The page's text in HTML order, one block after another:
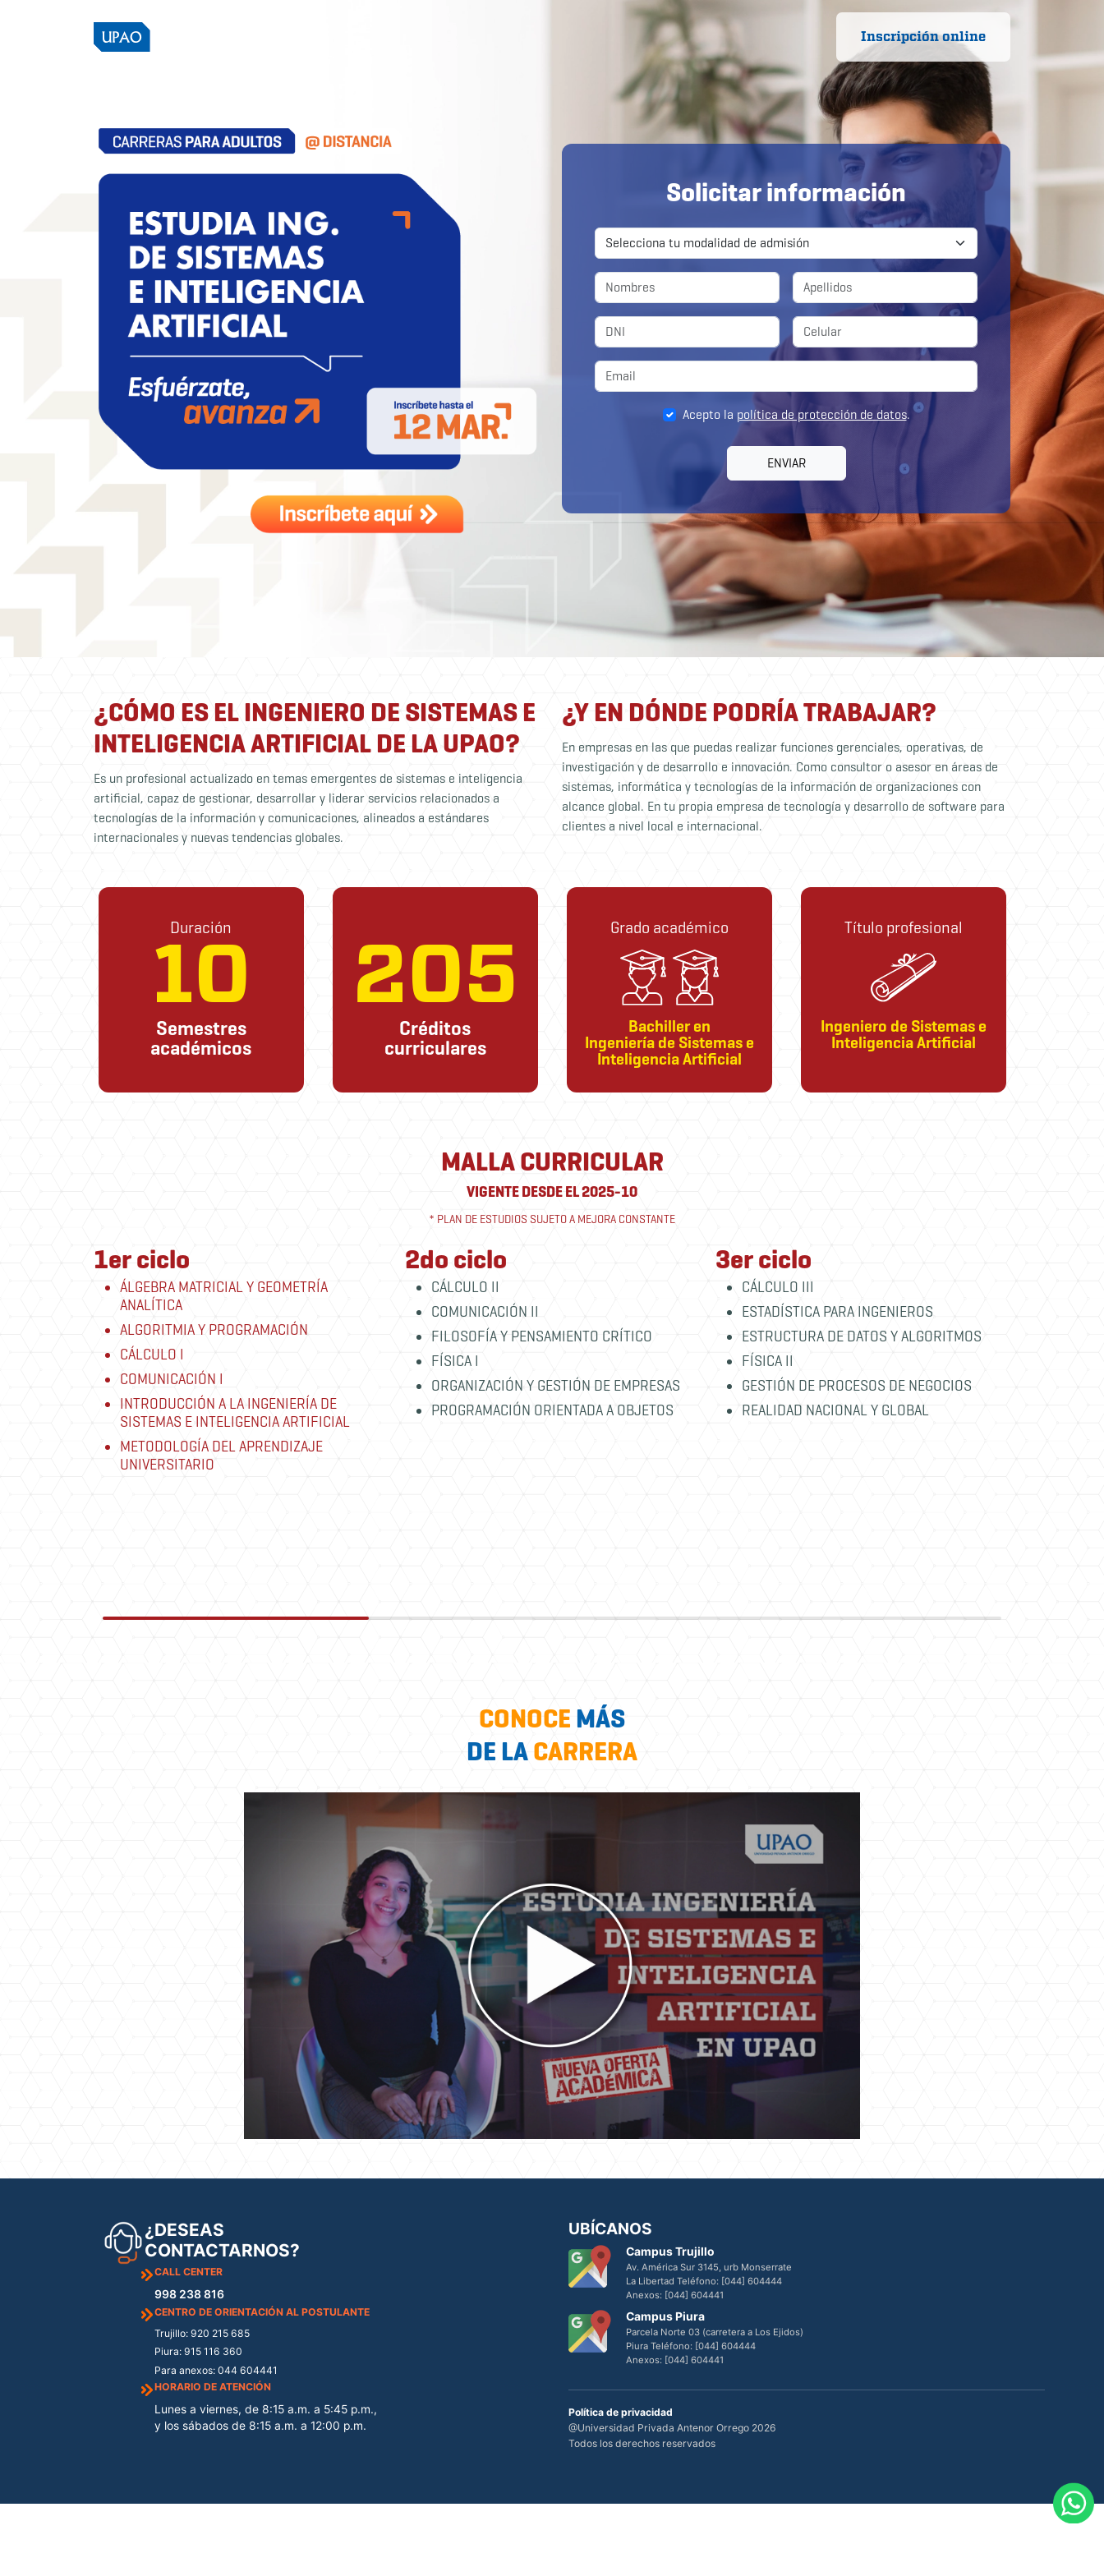
Inscripción online
Solicitar información
Acepto la política de protección de datos.
ENVIAR
¿CÓMO ES EL INGENIERO DE SISTEMAS E
INTELIGENCIA ARTIFICIAL DE LA UPAO?
Es un profesional actualizado en temas emergentes de sistemas e inteligencia
artificial, capaz de gestionar, desarrollar y liderar servicios relacionados a
tecnologías de la información y comunicaciones, alineados a estándares
internacionales y nuevas tendencias globales.
¿Y EN DÓNDE PODRÍA TRABAJAR?
En empresas en las que puedas realizar funciones gerenciales, operativas, de
investigación y de desarrollo e innovación. Como consultor o asesor en áreas de
sistemas, informática y tecnologías de la información de organizaciones con
alcance global. En tu propia empresa de tecnología y desarrollo de software para
clientes a nivel local e internacional.
Duración
10
Semestres
académicos
205
Créditos
curriculares
Grado académico
Bachiller en
Ingeniería de Sistemas e
Inteligencia Artificial
Título profesional
Ingeniero de Sistemas e
Inteligencia Artificial
MALLA CURRICULAR
VIGENTE DESDE EL 2025-10
* PLAN DE ESTUDIOS SUJETO A MEJORA CONSTANTE
1er ciclo
ÁLGEBRA MATRICIAL Y GEOMETRÍA
ANALÍTICA
ALGORITMIA Y PROGRAMACIÓN
CÁLCULO I
COMUNICACIÓN I
INTRODUCCIÓN A LA INGENIERÍA DE
SISTEMAS E INTELIGENCIA ARTIFICIAL
METODOLOGÍA DEL APRENDIZAJE
UNIVERSITARIO
2do ciclo
CÁLCULO II
COMUNICACIÓN II
FILOSOFÍA Y PENSAMIENTO CRÍTICO
FÍSICA I
ORGANIZACIÓN Y GESTIÓN DE EMPRESAS
PROGRAMACIÓN ORIENTADA A OBJETOS
3er ciclo
CÁLCULO III
ESTADÍSTICA PARA INGENIEROS
ESTRUCTURA DE DATOS Y ALGORITMOS
FÍSICA II
GESTIÓN DE PROCESOS DE NEGOCIOS
REALIDAD NACIONAL Y GLOBAL
CONOCE MÁS
DE LACARRERA